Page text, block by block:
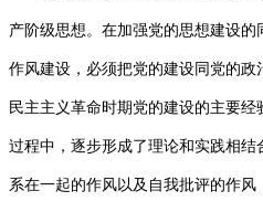
产阶级思想。在加强党的思想建设
作风建设，必须把党的建设同党的
民主主义革命时期党的建设的主要
过程中，逐步形成了理论和实践相
系在一起的作风以及自我批评的作